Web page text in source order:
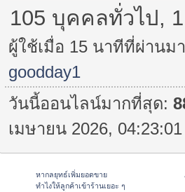
105 บุคคลทั่วไป,
ผู้ใช้เมื่อ 15 นาทีที่ผ่านม
goodday1
วันนี้ออนไลน์มากที่สุด:
เมษายน 2026,
หากลยุทธ์เพิ่มยอดขาย
ทําไงให้ลูกค้าเข้าร้านเยอะ ๆ